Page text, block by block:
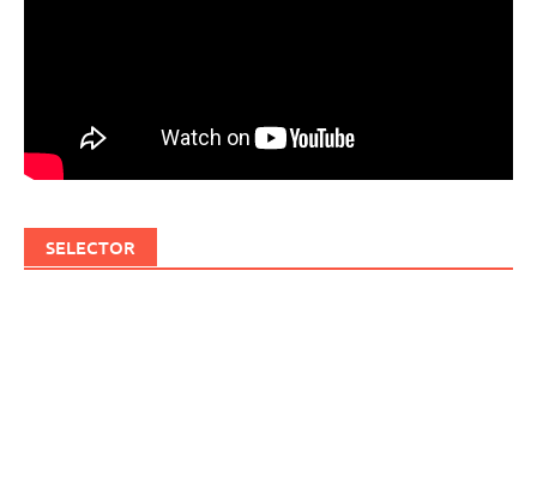
SELECTOR